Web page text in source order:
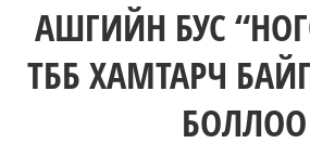
АШГИЙН БУС
ТББ ХАМТАРЧ
БОЛЛОО